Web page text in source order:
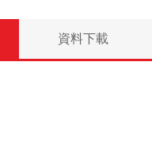
資料下載